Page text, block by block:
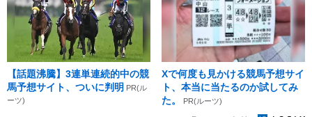
【話題沸騰】3連単連続的中の競
馬予想サイト、ついに判明 PR(ル
ーツ)
Xで何度も見かける競馬予想サイ
ト、本当に当たるのか試してみ
た。
PR(ルーツ)